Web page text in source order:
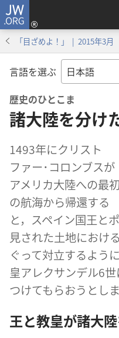
JW.ORG
「目ざめよ！」 | 2015年3月
言語を選ぶ
歴史​の​ひとこま
諸大陸を分け
1493​年​に​クリスト
ファー​･​コロンブス​が​
アメリカ​大陸​へ​の​最初​
の​航海​から​帰還​する​
と，スペイン​国王​と​
見​さ​れ​た​土地​に​おけ
ぐっ​て​対立​する​よう​
皇​アレクサンデル​6​
つけ​て​もらお​う​と​し​ま
王​と​教皇​が​諸​大